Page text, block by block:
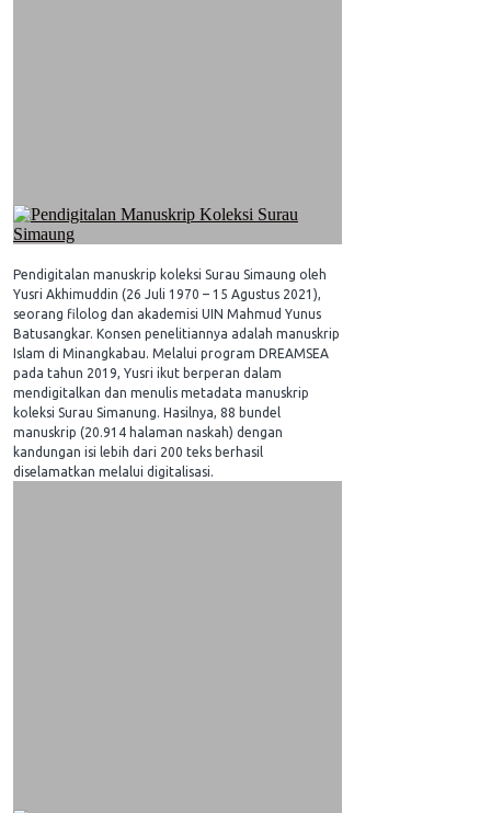
Pendigitalan manuskrip koleksi Surau Simaung oleh
Yusri Akhimuddin (26 Juli 1970 – 15 Agustus 2021),
seorang filolog dan akademisi UIN Mahmud Yunus
Batusangkar. Konsen penelitiannya adalah manuskrip
Islam di Minangkabau. Melalui program DREAMSEA
pada tahun 2019, Yusri ikut berperan dalam
mendigitalkan dan menulis metadata manuskrip
koleksi Surau Simanung. Hasilnya, 88 bundel
manuskrip (20.914 halaman naskah) dengan
kandungan isi lebih dari 200 teks berhasil
diselamatkan melalui digitalisasi.